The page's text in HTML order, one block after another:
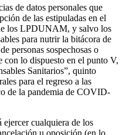
de datos personales que
de las estipuladas en el
los LPDUNAM, y salvo los
para nutrir la bitácora de
personas sospechosas o
lo dispuesto en el punto V,
Sanitarios”, quinto
para el regreso a las
de la pandemia de COVID-
ejercer cualquiera de los